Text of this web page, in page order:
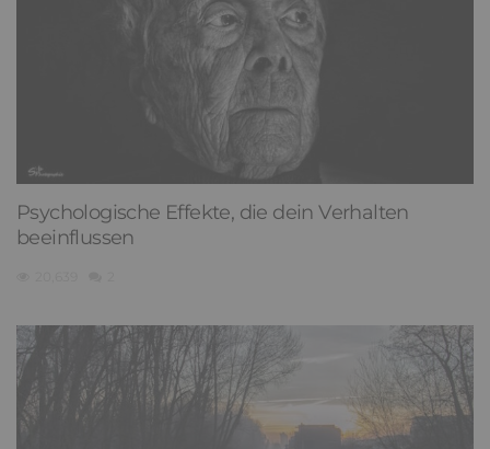
Psychologische Effekte, die dein Verhalten
beeinflussen